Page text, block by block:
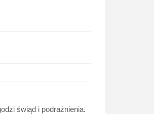
świąd i podrażnienia.